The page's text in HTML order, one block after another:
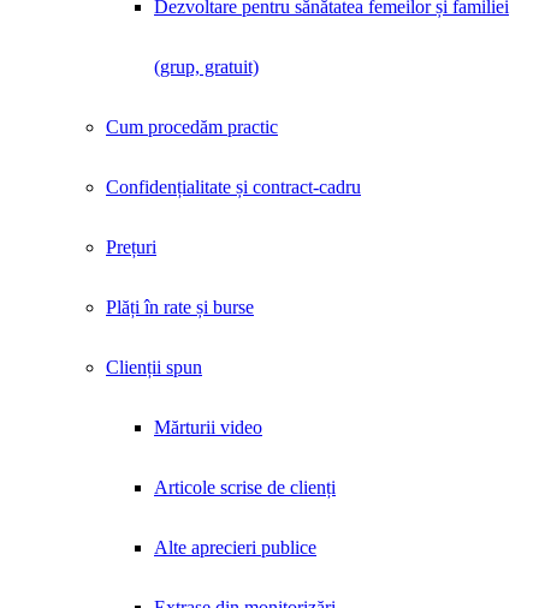
Dezvoltare pentru sănătatea femeilor și familiei
(grup, gratuit)
Cum procedăm practic
Confidențialitate și contract-cadru
Prețuri
Plăți în rate și burse
Clienții spun
Mărturii video
Articole scrise de clienți
Alte aprecieri publice